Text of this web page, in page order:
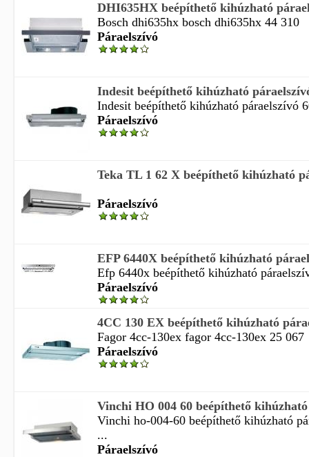
DHI635HX beépíthető kihúzható
Bosch dhi635hx bosch dhi635hx 44 310
Páraelszívó
Indesit beépíthető kihúzható
Indesit beépíthető kihúzható páraelszívó
Páraelszívó
Teka TL 1 62 X beépíthető kihúzható
Páraelszívó
EFP 6440X beépíthető kihúzható
Efp 6440x beépíthető kihúzható
Páraelszívó
4CC 130 EX beépíthető kihúzható
Fagor 4cc-130ex fagor 4cc-130ex 25 067
Páraelszívó
Vinchi HO 004 60 beépíthető
Vinchi ho-004-60 beépíthető kihúzható
...
Páraelszívó